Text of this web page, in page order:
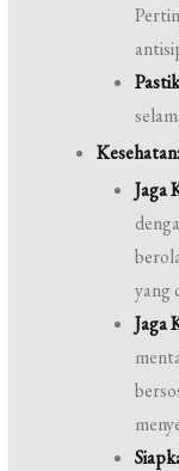
Kesehatan:
Jaga
yang
Jaga